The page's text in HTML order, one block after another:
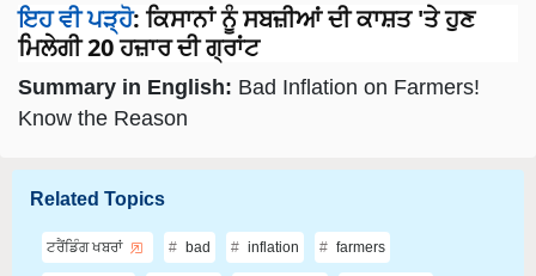
ਇਹ ਵੀ ਪੜ੍ਹੋ: ਕਿਸਾਨਾਂ ਨੂੰ ਸਬਜ਼ੀਆਂ ਦੀ ਕਾਸ਼ਤ 'ਤੇ ਹੁਣ
ਮਿਲੇਗੀ 20 ਹਜ਼ਾਰ ਦੀ ਗ੍ਰਾਂਟ
Summary in English: Bad Inflation on Farmers!
Know the Reason
Related Topics
ਟਰੈਂਡਿੰਗ ਖਬਰਾਂ bad inflation farmers